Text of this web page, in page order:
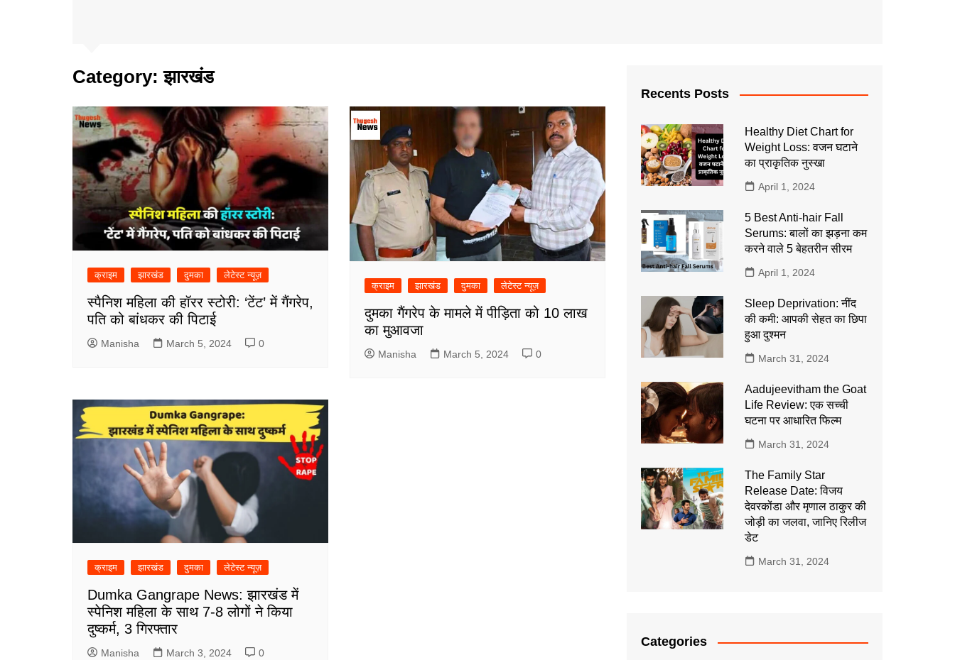
Category:झारखंड
क्राइम झारखंड दुमका लेटेस्ट न्यूज़
स्पैनिश महिला की हॉरर स्टोरी: ‘टेंट’ में गैंगरेप,
पति को बांधकर की पिटाई
Manisha March 5, 2024 0
क्राइम झारखंड दुमका लेटेस्ट न्यूज़
दुमका गैंगरेप के मामले में पीड़िता को 10 लाख
का मुआवजा
Manisha March 5, 2024 0
क्राइम झारखंड दुमका लेटेस्ट न्यूज़
Dumka Gangrape News: झारखंड में
स्पेनिश महिला के साथ 7-8 लोगों ने किया
दुष्कर्म, 3 गिरफ्तार
Manisha March 3, 2024 0
Recents Posts
Healthy Diet Chart for
Weight Loss: वजन घटाने
का प्राकृतिक नुस्खा
April 1, 2024
5 Best Anti-hair Fall
Serums: बालों का झड़ना कम
करने वाले 5 बेहतरीन सीरम
April 1, 2024
Sleep Deprivation: नींद
की कमी: आपकी सेहत का छिपा
हुआ दुश्मन
March 31, 2024
Aadujeevitham the Goat
Life Review: एक सच्ची
घटना पर आधारित फिल्म
March 31, 2024
The Family Star
Release Date: विजय
देवरकोंडा और मृणाल ठाकुर की
जोड़ी का जलवा, जानिए रिलीज
डेट
March 31, 2024
Categories